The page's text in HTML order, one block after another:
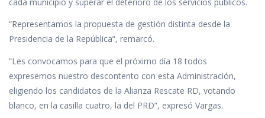
“Representamos la propuesta de gestión distinta desde la
Presidencia de la República”, remarcó.
“Les convocamos para que el próximo día 18 todos
expresemos nuestro descontento con esta Administración,
eligiendo los candidatos de la Alianza Rescate RD, votando
blanco, en la casilla cuatro, la del PRD”, expresó Vargas.